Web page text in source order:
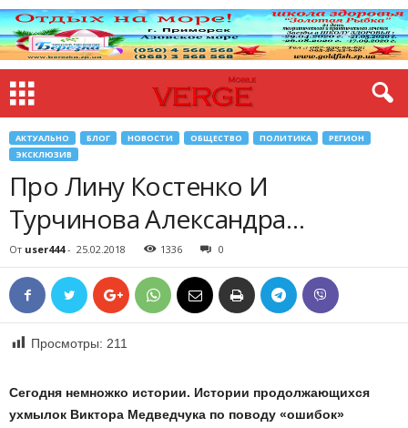
АКТУАЛЬНО БЛОГ НОВОСТИ ОБЩЕСТВО ПОЛИТИКА
РЕГИОН
ЭКСКЛЮЗИВ
Про Лину Костенко И
Турчинова Александра…
От user444- 25.02.2018 1336 0
Просмотры: 211
Сегодня немножко истории. Истории продолжающихся
ухмылок Виктора Медведчука по поводу «ошибок»